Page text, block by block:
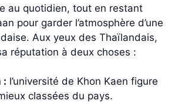
au quotidien, tout en restant
pour garder l’atmosphère d’une
Aux yeux des Thaïlandais,
réputation à deux choses :
: l’université de Khon Kaen figure
classées du pays.